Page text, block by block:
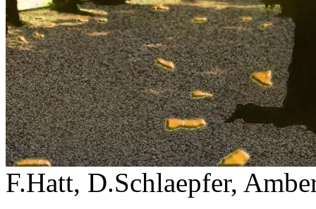
F.Hatt, D.Schlaepfer,